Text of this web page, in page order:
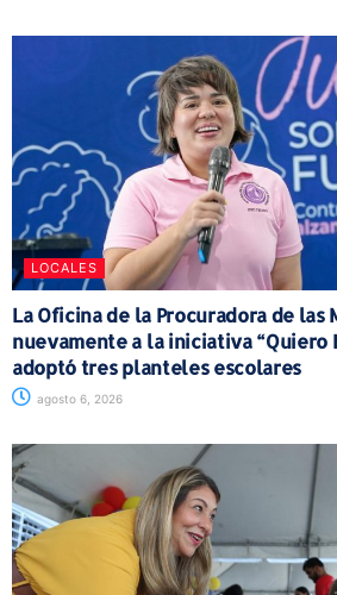
LOCALES
La Oficina de la Procuradora de las
nuevamente a la iniciativa “Quiero
adoptó tres planteles escolares
agosto 6, 2026